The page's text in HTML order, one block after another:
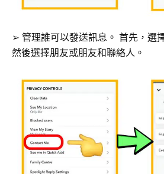
➢ 管理誰可以發送訊息。 首先，選
然後選擇朋友或朋友和聯絡人。